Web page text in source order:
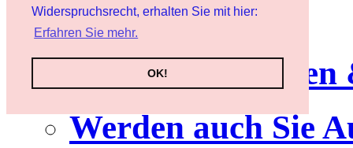
Widerspruchsrecht, erhalten Sie mit hier:
Erfahren Sie mehr.
OK!
Service
Werden auch Sie